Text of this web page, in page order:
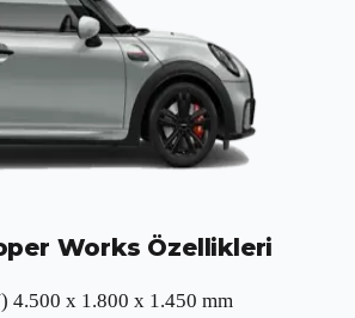
Works Özellikleri
4.500 x 1.800 x 1.450 mm